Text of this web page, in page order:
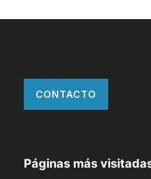
CONTACTO
Páginas más